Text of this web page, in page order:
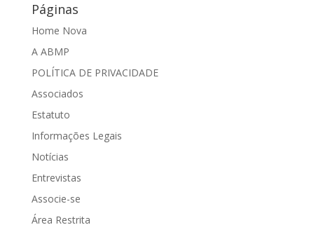
Páginas
Home Nova
A ABMP
POLÍTICA DE PRIVACIDADE
Associados
Estatuto
Informações Legais
Notícias
Entrevistas
Associe-se
Área Restrita